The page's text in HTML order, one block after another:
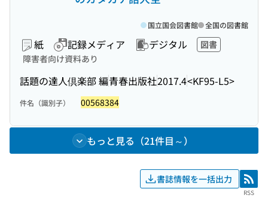
紙 記録メディア デジタル
図書
障害者向け資料あり
話題の達人倶楽部 編青春出版社2017.4<KF95-L5>
国立国会図書館 全国の図書館
件名（識別子） 00568384
もっと見る（21件目～）
書誌情報を一括出力 RSS
RSS